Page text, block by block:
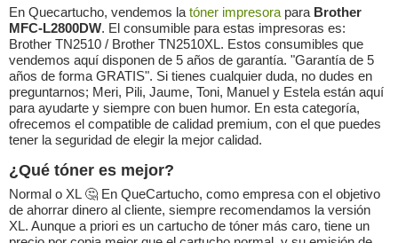
En Quecartucho, vendemos la tóner impresora para Brother
MFC-L2800DW. El consumible para estas impresoras es:
Brother TN2510 / Brother TN2510XL. Estos consumibles que
vendemos aquí disponen de 5 años de garantía. "Garantía de 5
años de forma GRATIS". Si tienes cualquier duda, no dudes en
preguntarnos; Meri, Pili, Jaume, Toni, Manuel y Estela están aquí
para ayudarte y siempre con buen humor. En esta categoría,
ofrecemos el compatible de calidad premium, con el que puedes
tener la seguridad de elegir la mejor calidad.
¿Qué tóner es mejor?
Normal o XL 🤔 En QueCartucho, como empresa con el objetivo
de ahorrar dinero al cliente, siempre recomendamos la versión
XL. Aunque a priori es un cartucho de tóner más caro, tiene un